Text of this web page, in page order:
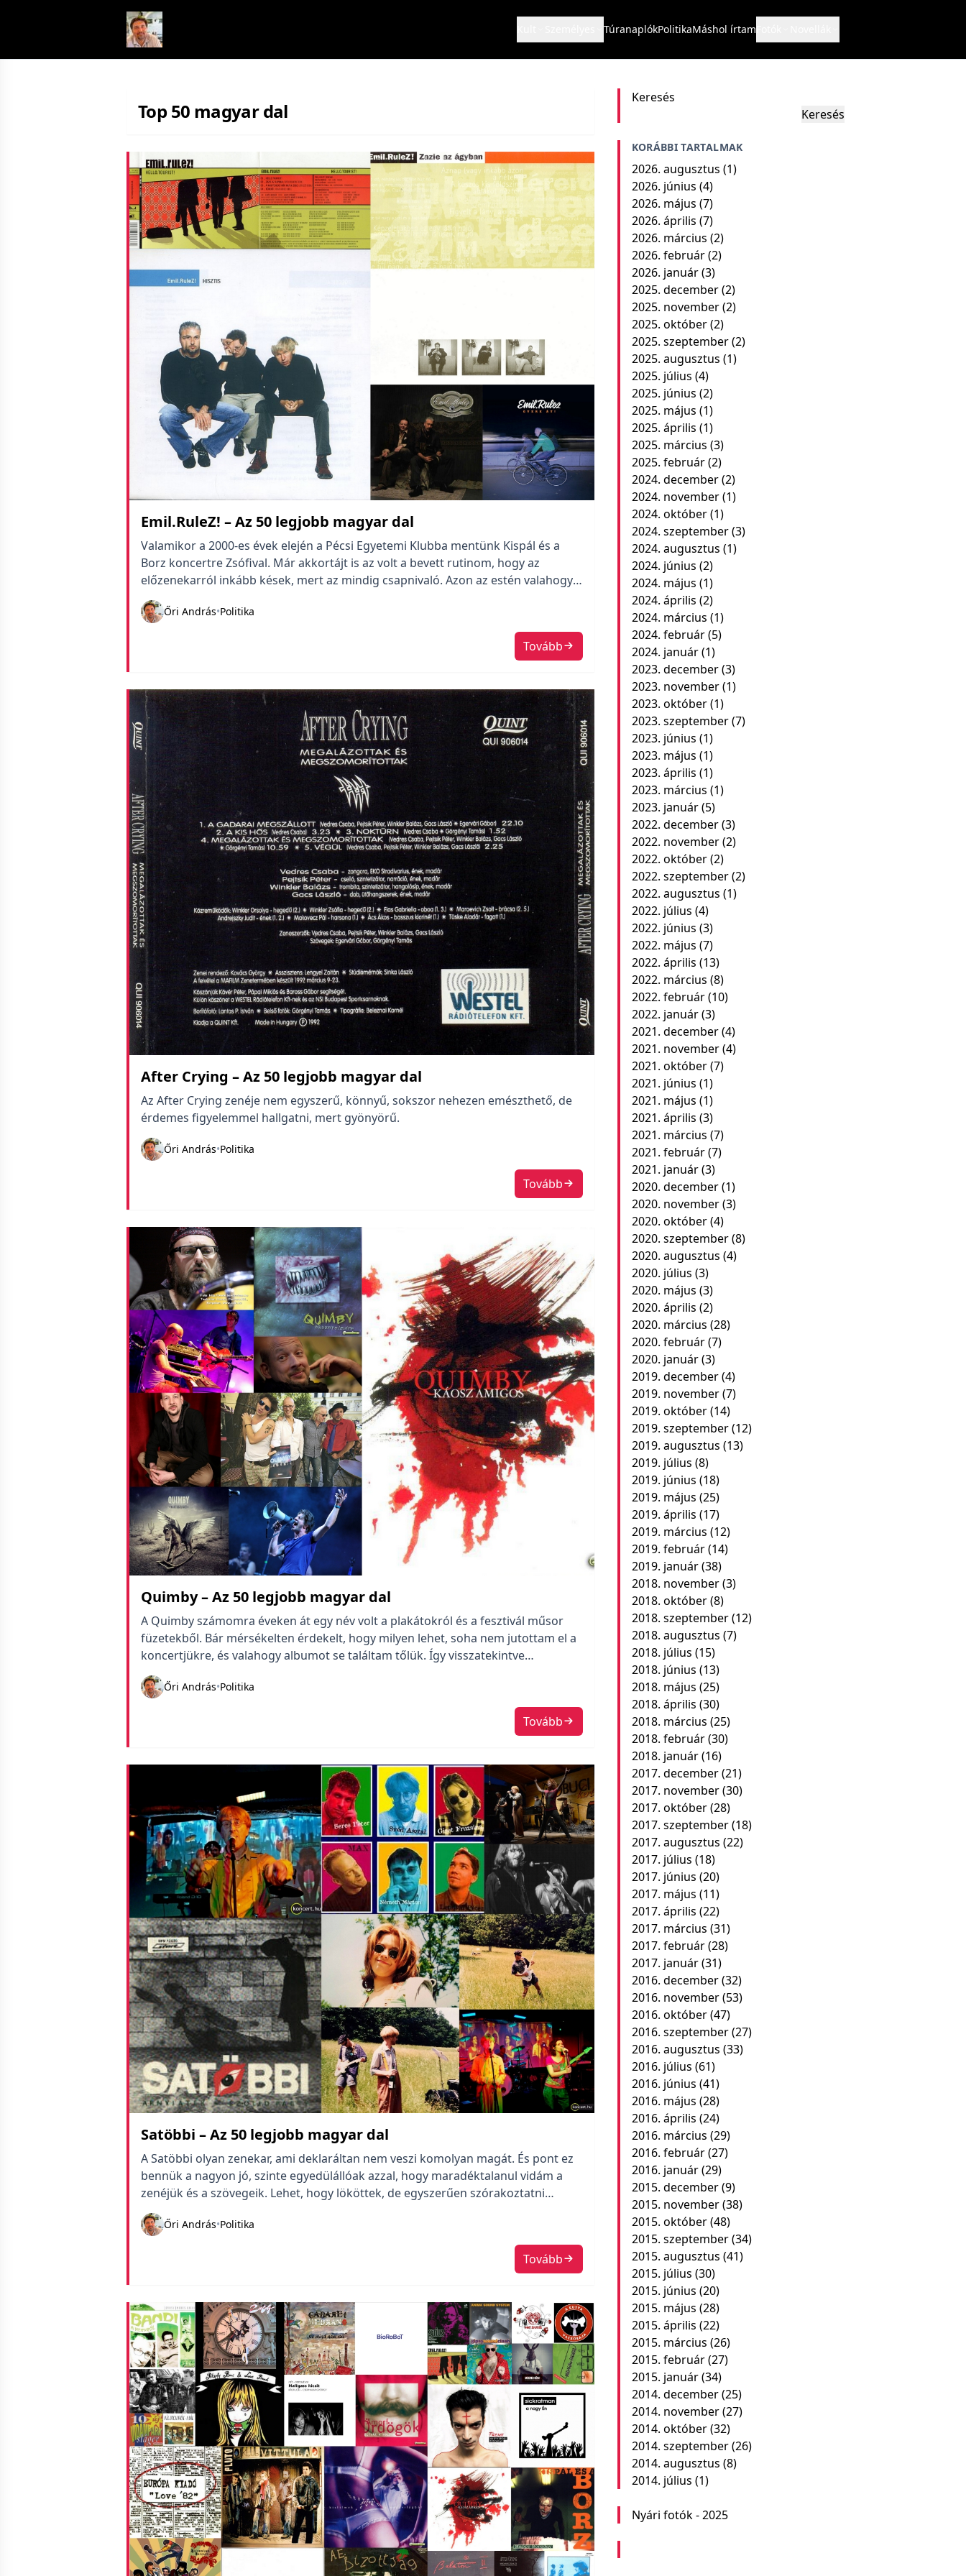
TúranaplókPolitikaMáshol írtam
Top 50 magyar dal
Emil.RuleZ! – Az 50 legjobb magyar dal
Valamikor a 2000-es évek elején a Pécsi Egyetemi Klubba mentünk Kispál és a
Borz koncertre Zsófival. Már akkortájt is az volt a bevett rutinom, hogy az
előzenekarról inkább kések, mert az mindig csapnivaló. Azon az estén valahogy
mégis úgy értünk be az épületbe, hogy az egyre jobban terjedő füstből még
vidáman szólt az aktuális előzenekar, […]
Őri András•Politika
Tovább
After Crying – Az 50 legjobb magyar dal
Az After Crying zenéje nem egyszerű, könnyű, sokszor nehezen emészthető, de
érdemes figyelemmel hallgatni, mert gyönyörű.
Őri András•Politika
Tovább
Quimby – Az 50 legjobb magyar dal
A Quimby számomra éveken át egy név volt a plakátokról és a fesztivál műsor
füzetekből. Bár mérsékelten érdekelt, hogy milyen lehet, soha nem jutottam el a
koncertjükre, és valahogy albumot se találtam tőlük. Így visszatekintve
egyébként nagyon meglepő, mert abból a zenei körből válogattam magamnak a
hallgatni valót, amiben ők is mozogtak.
Őri András•Politika
Tovább
Satöbbi – Az 50 legjobb magyar dal
A Satöbbi olyan zenekar, ami deklaráltan nem veszi komolyan magát. És pont ez
bennük a nagyon jó, szinte egyedülállóak azzal, hogy maradéktalanul vidám a
zenéjük és a szövegeik. Lehet, hogy lököttek, de egyszerűen szórakoztatni
akarnak és ezt maradéktalanul teljesítik.
Őri András•Politika
Tovább
Keresés
Keresés
KORÁBBI TARTALMAK
2026. augusztus (1)
2026. június (4)
2026. május (7)
2026. április (7)
2026. március (2)
2026. február(2)
2026. január(3)
2025. december(2)
2025. november(2)
2025. október(2)
2025. szeptember(2)
2025. augusztus (1)
2025. július (4)
2025. június (2)
2025. május (1)
2025. április (1)
2025. március (3)
2025. február(2)
2024. december(2)
2024. november(1)
2024. október(1)
2024. szeptember(3)
2024. augusztus (1)
2024. június (2)
2024. május (1)
2024. április (2)
2024. március (1)
2024. február(5)
2024. január(1)
2023. december(3)
2023. november(1)
2023. október(1)
2023. szeptember(7)
2023. június (1)
2023. május (1)
2023. április (1)
2023. március (1)
2023. január(5)
2022. december(3)
2022. november(2)
2022. október(2)
2022. szeptember(2)
2022. augusztus (1)
2022. július (4)
2022. június (3)
2022. május (7)
2022. április (13)
2022. március (8)
2022. február(10)
2022. január(3)
2021. december(4)
2021. november(4)
2021. október(7)
2021. június (1)
2021. május (1)
2021. április (3)
2021. március (7)
2021. február(7)
2021. január(3)
2020. december(1)
2020. november(3)
2020. október(4)
2020. szeptember(8)
2020. augusztus (4)
2020. július (3)
2020. május (3)
2020. április (2)
2020. március (28)
2020. február(7)
2020. január(3)
2019. december(4)
2019. november(7)
2019. október(14)
2019. szeptember(12)
2019. augusztus (13)
2019. július (8)
2019. június (18)
2019. május (25)
2019. április (17)
2019. március (12)
2019. február(14)
2019. január(38)
2018. november(3)
2018. október(8)
2018. szeptember(12)
2018. augusztus (7)
2018. július (15)
2018. június (13)
2018. május (25)
2018. április (30)
2018. március (25)
2018. február(30)
2018. január(16)
2017. december(21)
2017. november(30)
2017. október(28)
2017. szeptember(18)
2017. augusztus (22)
2017. július (18)
2017. június (20)
2017. május (11)
2017. április (22)
2017. március (31)
2017. február(28)
2017. január(31)
2016. december(32)
2016. november(53)
2016. október(47)
2016. szeptember(27)
2016. augusztus (33)
2016. július (61)
2016. június (41)
2016. május (28)
2016. április (24)
2016. március (29)
2016. február(27)
2016. január(29)
2015. december(9)
2015. november(38)
2015. október(48)
2015. szeptember(34)
2015. augusztus (41)
2015. július (30)
2015. június (20)
2015. május (28)
2015. április (22)
2015. március (26)
2015. február(27)
2015. január(34)
2014. december(25)
2014. november(27)
2014. október(32)
2014. szeptember(26)
2014. augusztus (8)
2014. július (1)
Nyári fotók - 2025